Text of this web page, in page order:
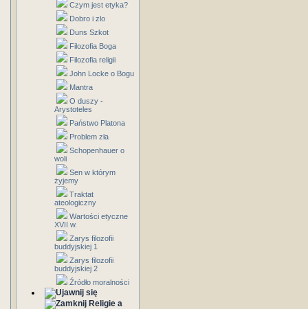
Czym jest etyka?
Dobro i zlo
Duns Szkot
Filozofia Boga
Filozofia religii
John Locke o Bogu
Mantra
O duszy -
Arystoteles
Państwo Platona
Problem zła
Schopenhauer o
woli
Sen w którym
żyjemy
Traktat
ateologiczny
Wartości etyczne
XVII w.
Zarys filozofii
buddyjskiej 1
Zarys filozofii
buddyjskiej 2
Źródło moralności
Religie a